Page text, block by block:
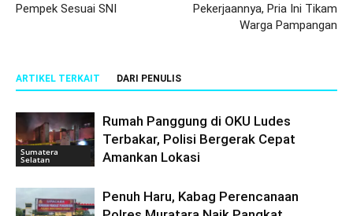
Pempek Sesuai SNI
Pekerjaannya, Pria Ini Tikam
Warga Pampangan
ARTIKEL TERKAIT DARI PENULIS
Sumatera
Selatan
Rumah Panggung di OKU Ludes
Terbakar, Polisi Bergerak Cepat
Amankan Lokasi
Penuh Haru, Kabag Perencanaan